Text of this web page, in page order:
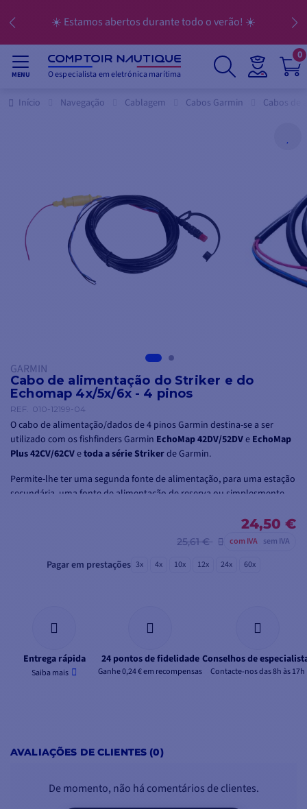
☀️ Estamos abertos durante todo o verão! ☀️
MENU O especialista em eletrónica marítima
0
Início Navegação Cablagem Cabos Garmin Cabos de
GARMIN
Cabo de alimentação do Striker e do
Echomap 4x/5x/6x - 4 pinos
REF. 010-12199-04
O cabo de alimentação/dados de 4 pinos Garmin destina-se a ser
utilizado com os fishfinders Garmin EchoMap 42DV/52DVe EchoMap
Plus 42CV/62CVetoda a série Strikerde Garmin.
Permite-lhe ter uma segunda fonte de alimentação, para uma estação
secundária, uma fonte de alimentação de reserva ou simplesmente
24,50 €
25,61 € com IVA sem IVA
Pagar em prestações 3x 4x 10x 12x 24x 60x
Entrega rápida
Saiba mais
24 pontos de fidelidade
Ganhe 0,24 € em recompensas
Conselhos de
Contacte-nos das 8h às 17h
AVALIAÇÕES DE CLIENTES (0)
De momento, não há comentários de clientes.